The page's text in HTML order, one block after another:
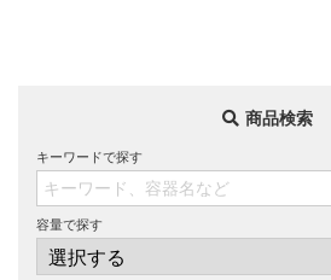
商品検索
キーワードで探す
容量で探す